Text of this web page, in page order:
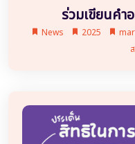
ร่วมเขียนค
News 2025